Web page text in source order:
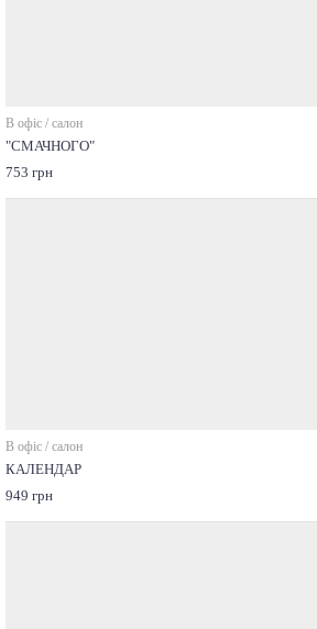
В офіс / салон
"СМАЧНОГО"
753 грн
В офіс / салон
КАЛЕНДАР
949 грн